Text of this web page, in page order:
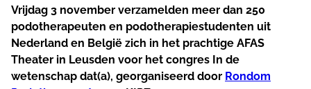
Vrijdag 3 november verzamelden meer dan 250
podotherapeuten en podotherapiestudenten uit
Nederland en België zich in het prachtige AFAS
Theater in Leusden voor het congres In de
wetenschap dat(a), georganiseerd door Rondom